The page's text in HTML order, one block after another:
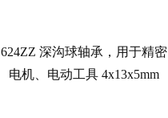
624ZZ 深沟球轴承，用于精密
电机、电动工具 4x13x5mm